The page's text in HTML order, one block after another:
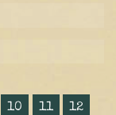
10 11 12